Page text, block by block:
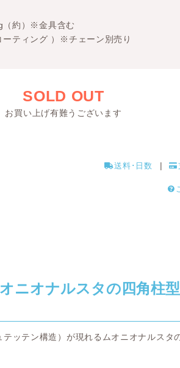
約）※金具含む
ティング ）※チェーン別売り
SOLD OUT
お買い上げ有難うございます
送料･日数
ニオナルスタの四角柱
ッテン構造）が現れるムオニオナルスタ